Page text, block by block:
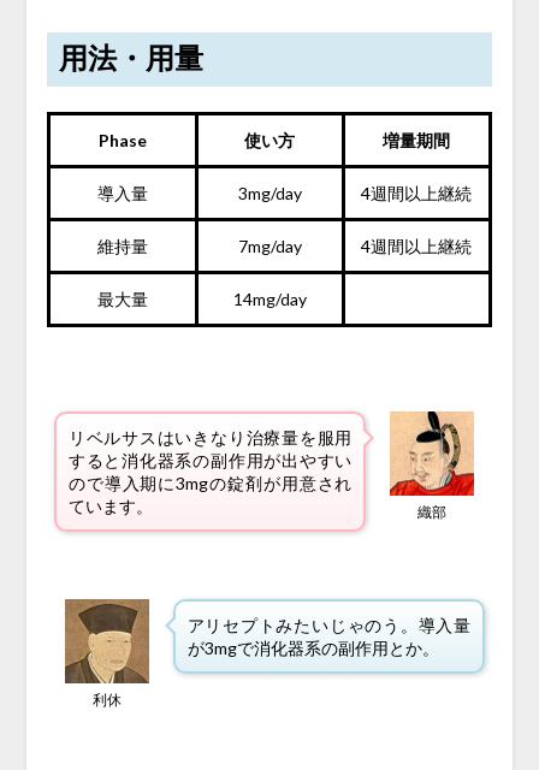
用法・用量
Phase 使い方 増量期間
導入量 3mg/day 4週間以上継続
維持量 7mg/day 4週間以上継続
最大量 14mg/day
リベルサスはいきなり治療量を服用
すると消化器系の副作用が出やすい
ので導入期に3mgの錠剤が用意され
ています。
織部
利休
アリセプトみたいじゃのう。導入量
が3mgで消化器系の副作用とか。